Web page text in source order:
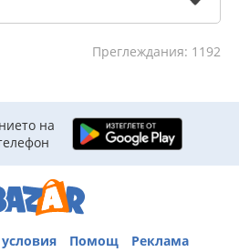
доза, грамофонна игла,
усилватели, стара музика,
Ким Уайлд
Преглеждания: 1192
на
Помощ
Реклама